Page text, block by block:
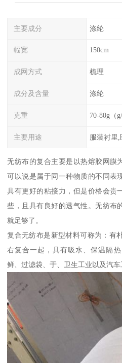
主要成分 涤纶
幅宽 150cm
成网方式 梳理
成分及含量 涤纶
克重 70-80g（g/
主要用途 服装衬里,
无纺布的复合主要是以热熔胶网膜
可以说是属于同一种物质的不同表
具有更好的粘接力，但是价格会贵
些，且具有良好的透气性。无纺布
就足够了。
复合无纺布是新型材料可称为：有
右复合一起，具有吸水、保温隔
鲜、过滤袋、于、卫生工业以及汽车